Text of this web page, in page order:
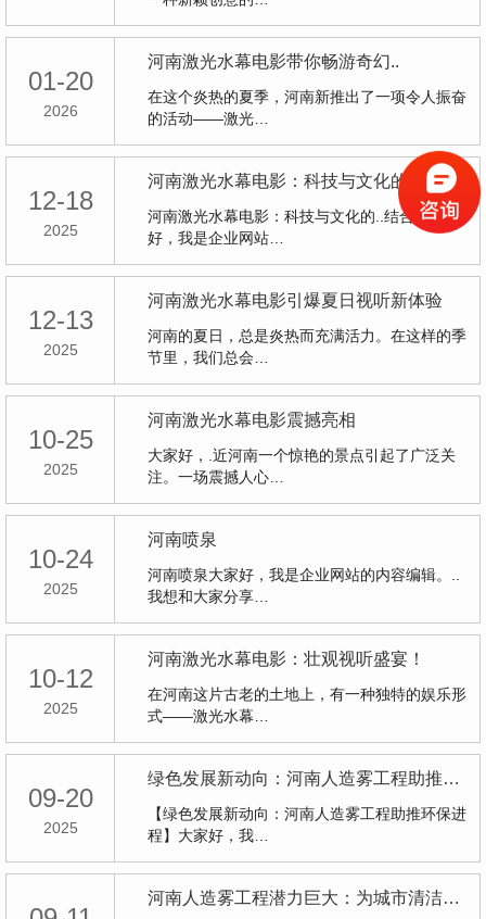
01-20
2026
河南激光水幕电影带你畅游奇幻..
在这个炎热的夏季，河南新推出了一项令人振奋
的活动——激光…
12-18
2025
河南激光水幕电影：科技与文化的..结合
河南激光水幕电影：科技与文化的..结合大家
好，我是企业网站…
12-13
2025
河南激光水幕电影引爆夏日视听新体验
河南的夏日，总是炎热而充满活力。在这样的季
节里，我们总会…
10-25
2025
河南激光水幕电影震撼亮相
大家好，.近河南一个惊艳的景点引起了广泛关
注。一场震撼人心…
10-24
2025
河南喷泉
河南喷泉大家好，我是企业网站的内容编辑。..
我想和大家分享…
10-12
2025
河南激光水幕电影：壮观视听盛宴！
在河南这片古老的土地上，有一种独特的娱乐形
式——激光水幕…
09-20
2025
绿色发展新动向：河南人造雾工程助推环保进程
【绿色发展新动向：河南人造雾工程助推环保进
程】大家好，我…
河南人造雾工程潜力巨大：为城市清洁空气再添利器